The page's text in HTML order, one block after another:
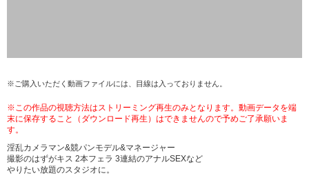
※ご購入いただく動画ファイルには、目線は入っておりません。
※この作品の視聴方法はストリーミング再生のみとなります。動画データを端
末に保存すること（ダウンロード再生）はできませんので予めご了承願いま
す。
淫乱カメラマン&競パンモデル&マネージャー
撮影のはずがキス 2本フェラ 3連結のアナルSEXなど
やりたい放題のスタジオに。